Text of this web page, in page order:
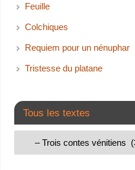
Feuille
Colchiques
Requiem pour un nénuphar
Tristesse du platane
Tous les textes